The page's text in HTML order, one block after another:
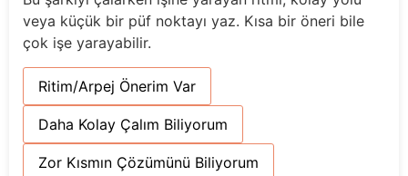
veya küçük bir püf noktayı yaz. Kısa bir öneri bile
çok işe yarayabilir.
Ritim/Arpej Önerim Var
Daha Kolay Çalım Biliyorum
Zor Kısmın Çözümünü Biliyorum